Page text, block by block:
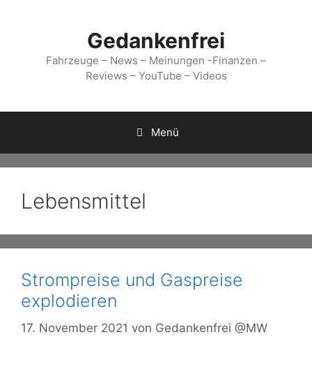
Gedankenfrei
Fahrzeuge – News – Meinungen -Finanzen –
Reviews – YouTube – Videos
Menü
Lebensmittel
Strompreise und Gaspreise
explodieren
17. November 2021 von Gedankenfrei @MW